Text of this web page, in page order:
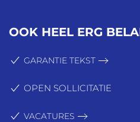
OOK HEEL ERG
GARANTIE TEKST
OPEN SOLLICITATIE
VACATURES